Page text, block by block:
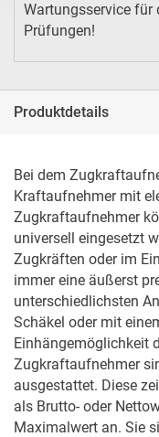
Wartungsservice für
Prüfungen!
Produktdetails
Bei dem
Kraftaufnehmer mit
Zugkraftaufnehmer
universell eingesetzt
Zugkräften oder im
immer eine äußerst
unterschiedlichsten
Schäkel oder mit
Einhängemöglichkeit
Zugkraftaufnehmer
ausgestattet. Diese
als Brutto- oder
Maximalwert an. Sie